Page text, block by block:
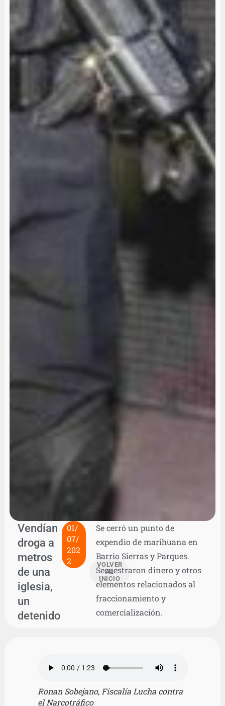
Vendían
droga a
metros
de una
iglesia,
un
detenido
01/
07/
202
2
VOLVER
AL
INICIO
Se cerró un punto de
expendio de marihuana en
Barrio Sierras y Parques.
Secuestraron dinero y otros
elementos relacionados al
fraccionamiento y
comercialización.
Ronan Sobejano, Fiscalía Lucha contra
el Narcotráfico